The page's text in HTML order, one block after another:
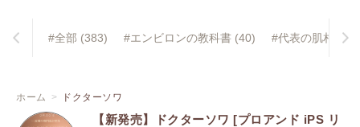
#全部 (383) #エンビロンの教科書 (40) #代表の肌相談室
ホーム ドクターソワ
【新発売】ドクターソワ [プロアンド iPS リ